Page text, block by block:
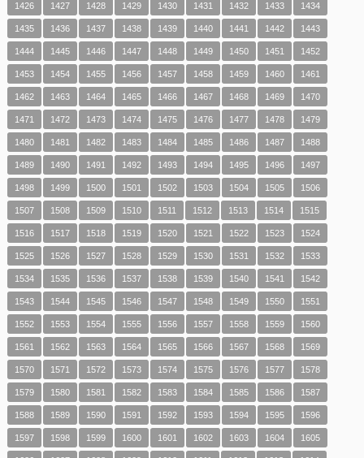
1426 1427 1428 1429 1430 1431 1432 1433 1434
1435 1436 1437 1438 1439 1440 1441 1442 1443
1444 1445 1446 1447 1448 1449 1450 1451 1452
1453 1454 1455 1456 1457 1458 1459 1460 1461
1462 1463 1464 1465 1466 1467 1468 1469 1470
1471 1472 1473 1474 1475 1476 1477 1478 1479
1480 1481 1482 1483 1484 1485 1486 1487 1488
1489 1490 1491 1492 1493 1494 1495 1496 1497
1498 1499 1500 1501 1502 1503 1504 1505 1506
1507 1508 1509 1510 1511 1512 1513 1514 1515
1516 1517 1518 1519 1520 1521 1522 1523 1524
1525 1526 1527 1528 1529 1530 1531 1532 1533
1534 1535 1536 1537 1538 1539 1540 1541 1542
1543 1544 1545 1546 1547 1548 1549 1550 1551
1552 1553 1554 1555 1556 1557 1558 1559 1560
1561 1562 1563 1564 1565 1566 1567 1568 1569
1570 1571 1572 1573 1574 1575 1576 1577 1578
1579 1580 1581 1582 1583 1584 1585 1586 1587
1588 1589 1590 1591 1592 1593 1594 1595 1596
1597 1598 1599 1600 1601 1602 1603 1604 1605